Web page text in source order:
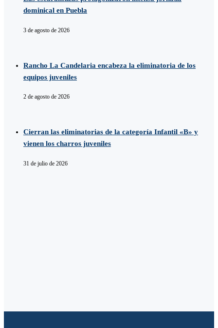
dominical en Puebla
3 de agosto de 2026
Rancho La Candelaria encabeza la eliminatoria de los
equipos juveniles
2 de agosto de 2026
Cierran las eliminatorias de la categoría Infantil «B» y
vienen los charros juveniles
31 de julio de 2026